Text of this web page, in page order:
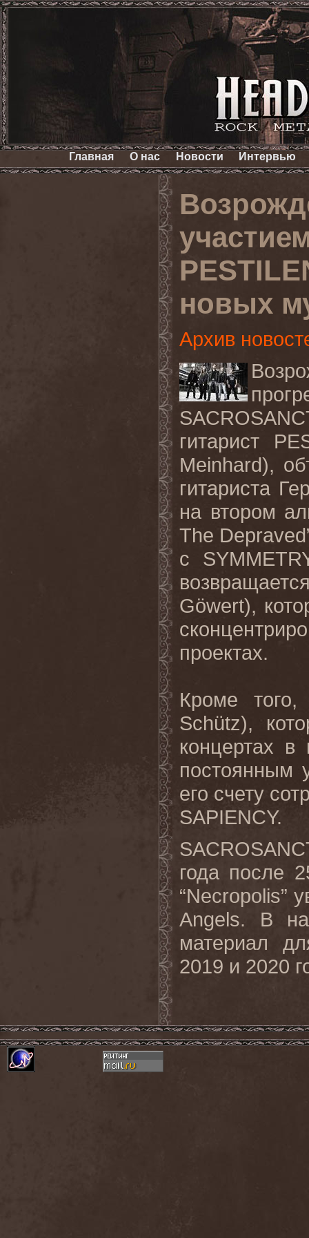
Главная О нас Новости Интервью
новых
Архив
гитарист
Meinhard),
гитариста
на втором
The
с
Göwert),
проектах.
Кроме
Schütz),
концертах в
постоянным
его счету
SAPIENCY.
года после
“Necropolis”
Angels. В
материал
2019 и 2020